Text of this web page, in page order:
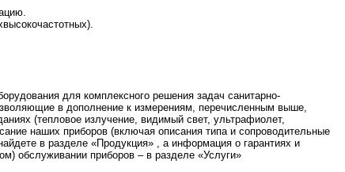
для комплексного решения задач санитарно-
в дополнение к измерениям, перечисленным выше,
(тепловое излучение, видимый свет, ультрафиолет,
наших приборов (включая описания типа и сопроводительные
в разделе «Продукция» , а информация о гарантиях и
обслуживании приборов – в разделе «Услуги»